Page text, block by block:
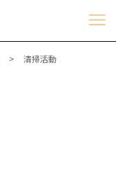
清掃活動